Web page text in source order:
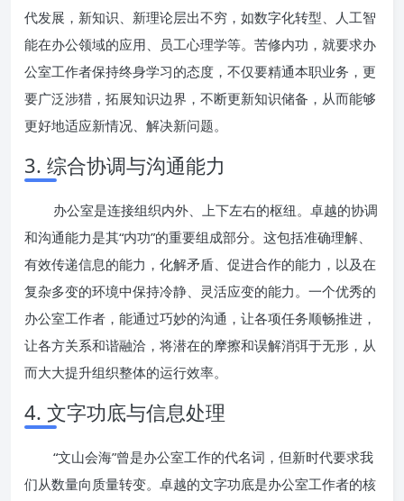
代发展，新知识、新理论层出不穷，如数字化转型、人工智
能在办公领域的应用、员工心理学等。苦修内功，就要求办
公室工作者保持终身学习的态度，不仅要精通本职业务，更
要广泛涉猎，拓展知识边界，不断更新知识储备，从而能够
更好地适应新情况、解决新问题。
3. 综合协调与沟通能力
办公室是连接组织内外、上下左右的枢纽。卓越的协调
和沟通能力是其“内功”的重要组成部分。这包括准确理解、
有效传递信息的能力，化解矛盾、促进合作的能力，以及在
复杂多变的环境中保持冷静、灵活应变的能力。一个优秀的
办公室工作者，能通过巧妙的沟通，让各项任务顺畅推进，
让各方关系和谐融洽，将潜在的摩擦和误解消弭于无形，从
而大大提升组织整体的运行效率。
4. 文字功底与信息处理
“文山会海”曾是办公室工作的代名词，但新时代要求我
们从数量向质量转变。卓越的文字功底是办公室工作者的核